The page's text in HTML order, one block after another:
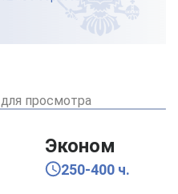
просмотра
Эконом
250-400 ч.